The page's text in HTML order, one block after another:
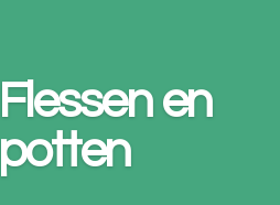
Flessen en
potten